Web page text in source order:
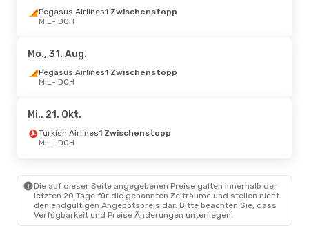
Mo., 14. Sept.
MIL- DOH
Pegasus Airlines
DOH- MIL
Pegasus Airlines
MIL- DOH
Royal Jordanian
1 Zwischenstopp
Mi., 21. Okt.- Sa., 24. Okt.
Air Arabia 1 Zwischenstopp
MIL- DOH
Royal Jordanian1 Zwischenstopp
DOH- MIL
Pegasus Airlines1 Zwischenstopp
MIL- DOH
Mo., 31. Aug.
Pegasus Airlines1 Zwischenstopp
MIL- DOH
Mi., 21. Okt.
Turkish Airlines1 Zwischenstopp
MIL- DOH
Die auf dieser Seite angegebenen Preise galten innerhalb der
letzten 20 Tage für die genannten Zeiträume und stellen nicht
den endgültigen Angebotspreis dar. Bitte beachten Sie, dass
Verfügbarkeit und Preise Änderungen unterliegen.